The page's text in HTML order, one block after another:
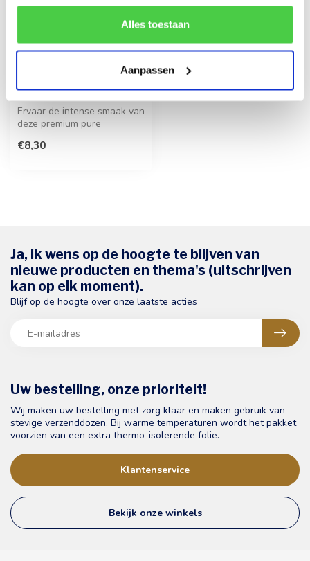
rekening mee dat als je bepaalde cookies blokkeert, het
de correcte werking van de website kan verstoren.
Alles toestaan
Aanpassen
300g
Ervaar de intense smaak van
deze premium pure
textuur e...
€8,30
Uw bestelling, onze prioriteit!
Wij maken uw bestelling met zorg klaar en maken gebruik van
stevige verzenddozen. Bij warme temperaturen wordt het pakket
voorzien van een extra thermo-isolerende folie.
Klantenservice
Bekijk onze winkels
Ja, ik wens op de hoogte te blijven van
nieuwe producten en thema's (uitschrijven
kan op elk moment).
Blijf op de hoogte over onze laatste acties